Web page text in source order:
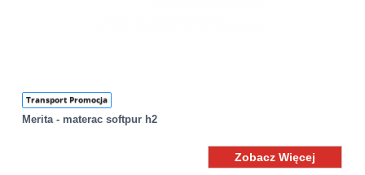
Transport Promocja
Merita - materac softpur h2
Zobacz Więcej